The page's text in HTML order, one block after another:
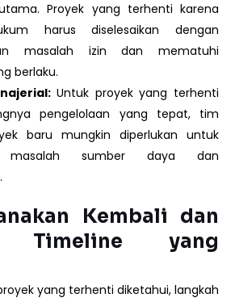
Proyek yang terhenti karena
harus diselesaikan dengan
masalah izin dan mematuhi
berlaku.
Untuk proyek yang terhenti
pengelolaan yang tepat, tim
baru mungkin diperlukan untuk
masalah sumber daya dan
Kembali dan
Timeline yang
yang terhenti diketahui, langkah